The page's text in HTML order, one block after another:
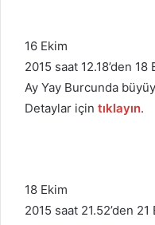
16 Ekim
2015 saat 12.18’den
Ay Yay Burcunda
Detaylar için tıklayın.
18 Ekim
2015 saat 21.52’den